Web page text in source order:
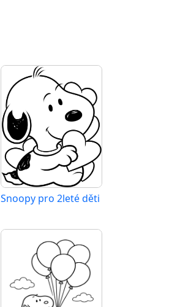
Snoopy pro 2leté děti